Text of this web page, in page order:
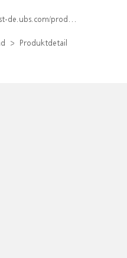
detail/index/isin/DE000WA46ME9
Produktdetail